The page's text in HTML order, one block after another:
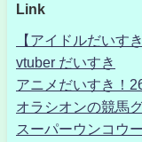
Link
【アイドルだいす
vtuber だいすき
アニメだいすき！
オラシオンの競馬
スーパーウンコウ